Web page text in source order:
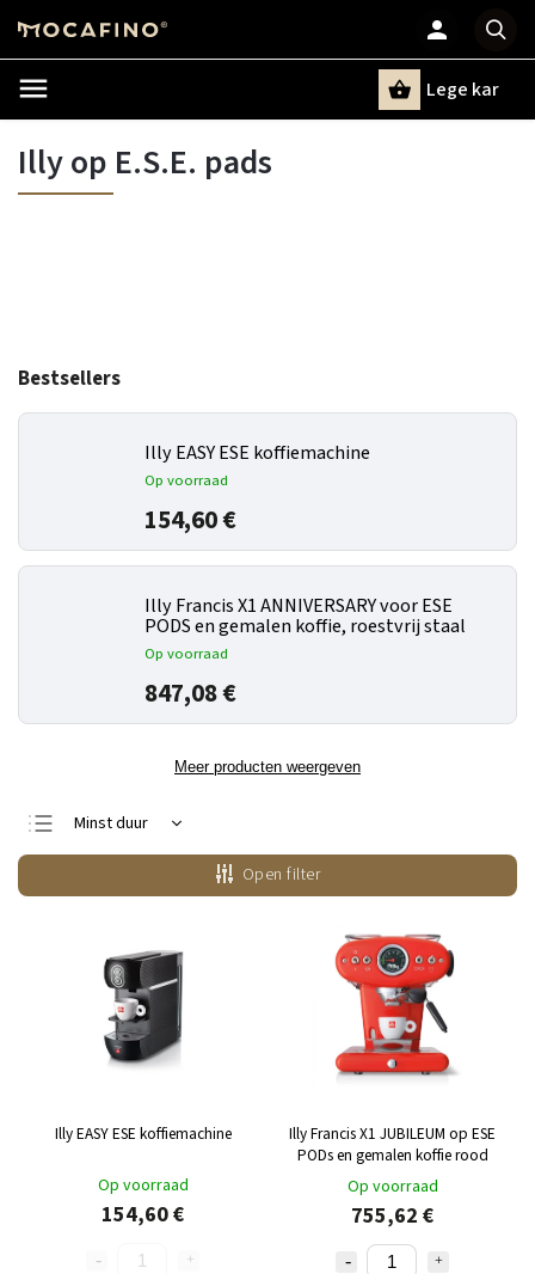
Lege kar
Illy op E.S.E. pads
Bestsellers
Illy EASY ESE koffiemachine
Op voorraad
154,60 €
Illy Francis X1 ANNIVERSARY voor ESE
PODS en gemalen koffie, roestvrij staal
Op voorraad
847,08 €
Meer producten weergeven
Minst duur
Duurste
Bestsellers
Open filter
Illy EASY ESE koffiemachine
Op voorraad
154,60 €
Illy Francis X1 JUBILEUM op ESE
PODs en gemalen koffie rood
Op voorraad
755,62 €